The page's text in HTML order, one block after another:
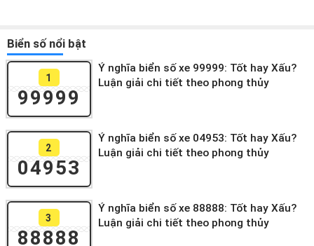
Biển số nổi bật
1
99999
Ý nghĩa biển số xe 99999: Tốt hay Xấu?
Luận giải chi tiết theo phong thủy
2
04953
Ý nghĩa biển số xe 04953: Tốt hay Xấu?
Luận giải chi tiết theo phong thủy
3
88888
Ý nghĩa biển số xe 88888: Tốt hay Xấu?
Luận giải chi tiết theo phong thủy